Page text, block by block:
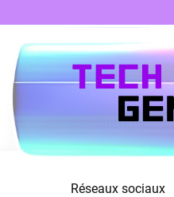
content
Réseaux sociaux